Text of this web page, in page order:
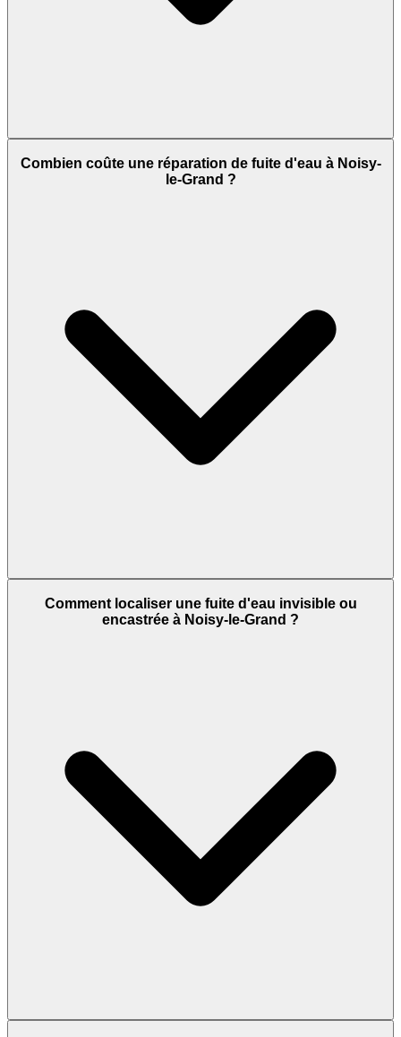
Combien coûte une réparation de fuite d'eau à Noisy-
le-Grand ?
Comment localiser une fuite d'eau invisible ou
encastrée à Noisy-le-Grand ?